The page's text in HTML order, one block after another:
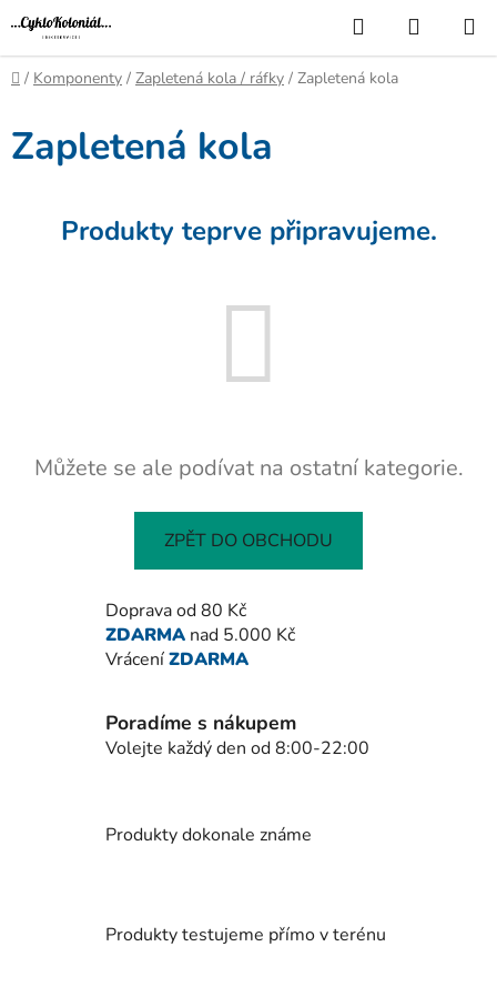
Přejít
na
obsah
Hledat
KOŠÍK
Domů
/ Komponenty / Zapletená kola / ráfky / Zapletená kola
Zapletená kola
Produkty teprve připravujeme.
Můžete se ale podívat na ostatní kategorie.
ZPĚT DO OBCHODU
Doprava od 80 Kč
ZDARMA nad 5.000 Kč
VráceníZDARMA
Poradíme s nákupem
Volejte každý den od 8:00-22:00
Produkty dokonale známe
Produkty testujeme přímo v terénu